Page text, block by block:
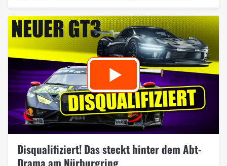
Disqualifiziert! Das steckt hinter dem Abt-
Drama am Nürburgring